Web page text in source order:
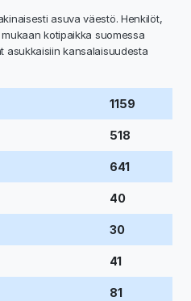
asuva väestö. Henkilöt,
kotipaikka suomessa
asukkaisiin kansalaisuudesta
1159
518
641
40
30
41
81